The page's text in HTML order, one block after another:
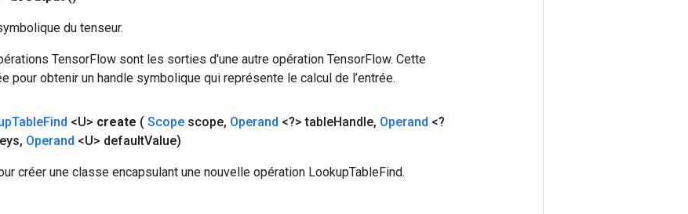
du tenseur.
TensorFlow sont les sorties d'une autre opération TensorFlow. Cette
pour obtenir un handle symbolique qui représente le calcul de l’entrée.
TableFind <U> create ( Scope scope, Operand <?> tableHandle, Operand <?
, Operand <U> defaultValue)
créer une classe encapsulant une nouvelle opération LookupTableFind.